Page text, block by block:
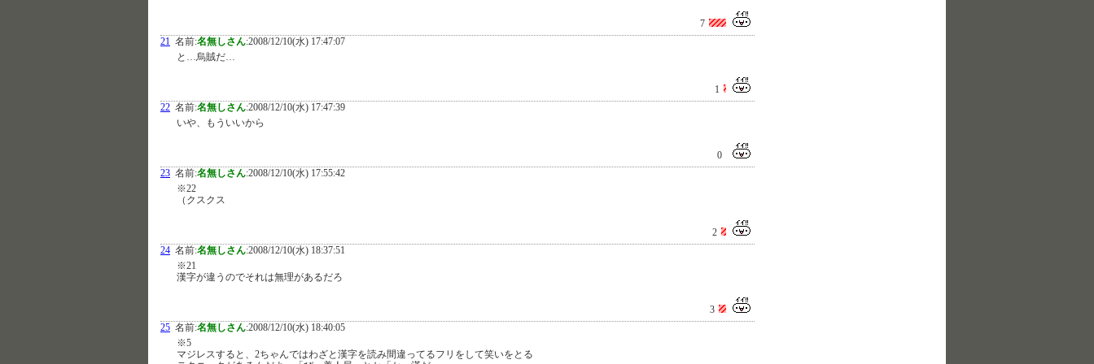
7
21 名前:名無しさん:2008/12/10(水) 17:47:07
と…烏賊だ…
1
22 名前:名無しさん:2008/12/10(水) 17:47:39
いや、もういいから
0
23 名前:名無しさん:2008/12/10(水) 17:55:42
※22
（クスクス
2
24 名前:名無しさん:2008/12/10(水) 18:37:51
※21
漢字が違うのでそれは無理があるだろ
3
25 名前:名無しさん:2008/12/10(水) 18:40:05
※5
マジレスすると、2ちゃんではわざと漢字を読み間違ってるフリをして笑いをとる